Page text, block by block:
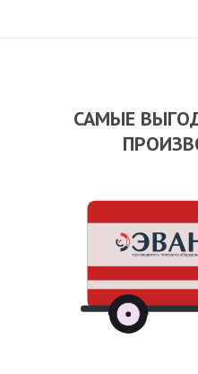
САМЫЕ